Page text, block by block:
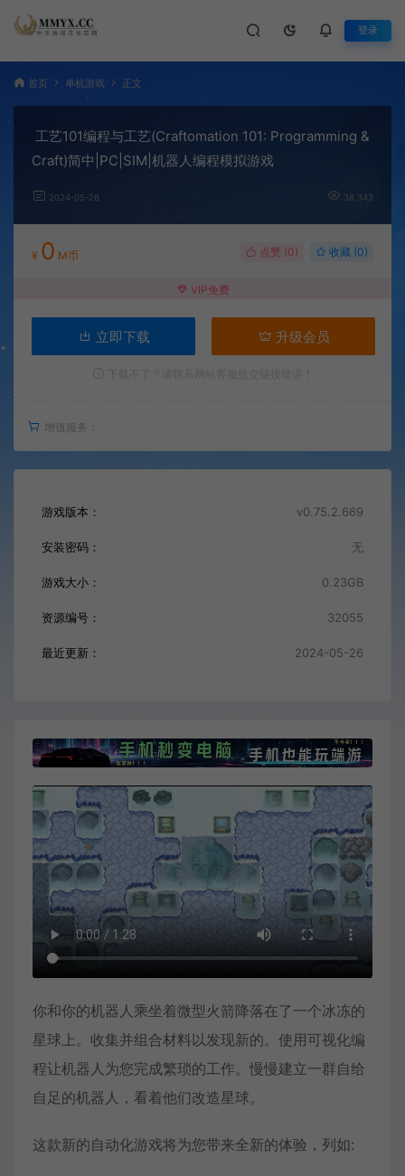
登录
首页 单机游戏 正文
工艺101编程与工艺(Craftomation 101: Programming &
Craft)简中|PC|SIM|机器人编程模拟游戏
2024-05-26 38,343
¥ 0 M币 点赞 (0) 收藏 (0)
VIP免费
立即下载 升级会员
增值服务：
游戏版本： v0.75.2.669
安装密码： 无
游戏大小： 0.23GB
资源编号： 32055
最近更新： 2024-05-26
你和你的机器人乘坐着微型火箭降落在了一个冰冻的
星球上。收集并组合材料以发现新的。使用可视化编
程让机器人为您完成繁琐的工作。慢慢建立一群自给
自足的机器人，看着他们改造星球。
这款新的自动化游戏将为您带来全新的体验，列如: